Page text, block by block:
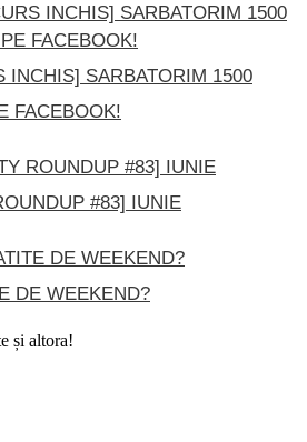
INCHIS] SARBATORIM 1500
FACEBOOK!
#83] IUNIE
DE WEEKEND?
și altora!